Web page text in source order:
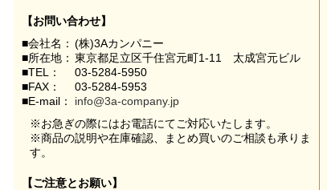
【お問い合わせ】
■会社名： (株)3Aカンパニー
■所在地： 東京都足立区千住宮元町1-11 太成宮元ビル
■TEL：
03-5284-5950
■FAX：
03-5284-5953
■E-mail：
info@3a-company.jp
※お急ぎの際にはお電話にてご対応いたします。
※商品の説明や在庫確認、まとめ買いのご相談も承りま
す。
【ご注意とお願い】